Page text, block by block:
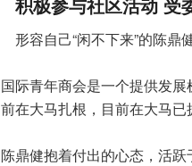
形容自己“闲不下来”的陈鼎
国际青年商会是一个提供发
前在大马扎根，目前在大马已
陈鼎健抱着付出的心态，活跃